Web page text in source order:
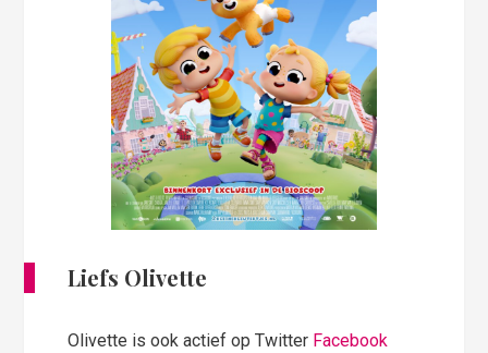
Liefs Olivette
Olivette is ook actief op Twitter Facebook